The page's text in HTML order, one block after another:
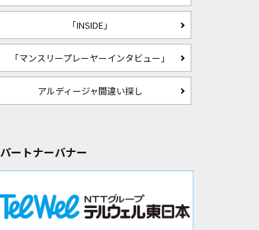
「INSIDE」
「マンスリープレーヤーインタビュー」
アルディージャ間違い探し
パートナーバナー